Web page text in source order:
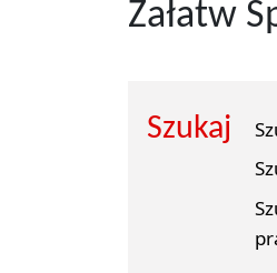
Załatw
Szukaj